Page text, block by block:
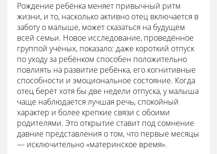
Рождение ребёнка меняет привычный ритм
жизни, и то, насколько активно отец включается в
заботу о малыше, может сказаться на будущем
всей семьи. Новое исследование, проведённое
группой учёных, показало: даже короткий отпуск
по уходу за ребёнком способен положительно
повлиять на развитие ребёнка, его когнитивные
способности и эмоциональное состояние. Когда
отец берёт хотя бы две недели отпуска, у малыша
чаще наблюдается лучшая речь, спокойный
характер и более крепкие связи с обоими
родителями. Это открытие ставит под сомнение
давние представления о том, что первые месяцы
— исключительно «материнское время».